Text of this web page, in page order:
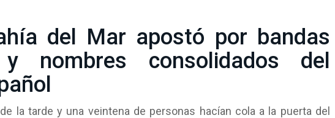
del Mar apostó por bandas
y nombres consolidados del
la tarde y una veintena de personas hacían cola a la puerta del